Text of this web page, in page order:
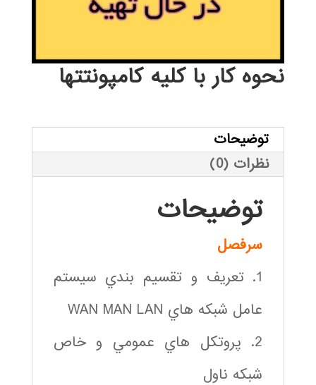
نحوه کار با کلیه کامپونتتها
توضیحات
نظرات (0)
توضیحات
سرفصل
1. تعريف و تقسيم بندي سيستم
عامل شبكه هاي WAN MAN LAN
2. پروتكل هاي عمومي و خاص
شبكه ناول